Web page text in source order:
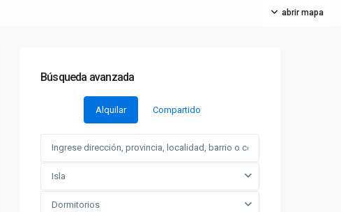
abrir mapa
Búsqueda avanzada
Alquilar Compartido
Isla
Dormitorios